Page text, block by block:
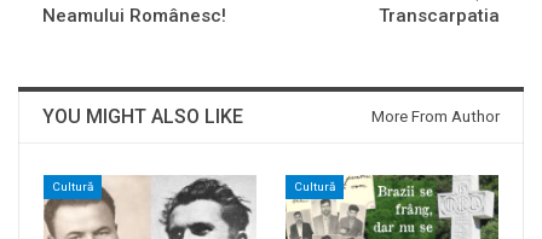
Neamului Românesc!
Transcarpatia
YOU MIGHT ALSO LIKE More From Author
Cultură Cultură